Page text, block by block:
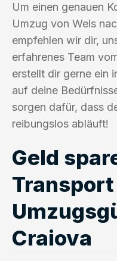
Um einen genauen
Umzug von Wels
empfehlen wir dir,
erfahrenes Team
erstellt dir gerne ein
auf deine
sorgen dafür, dass
reibungslos abläuft!
Geld
Craiova